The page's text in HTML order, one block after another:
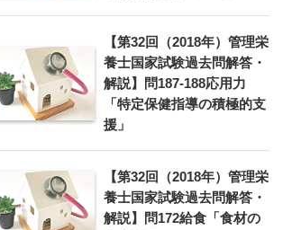
【第32回（2018年）管理栄
養士国家試験過去問解答・
解説】問187-188応用力
「特定保健指導の積極的支
援」
【第32回（2018年）管理栄
養士国家試験過去問解答・
解説】問172給食「食材の